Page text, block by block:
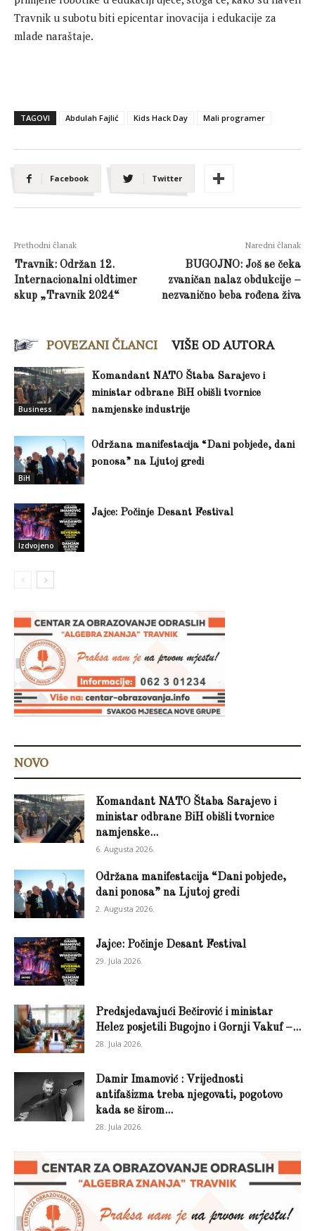
Travnik u subotu biti epicentar inovacija i edukacije za
mlade naraštaje.
TAGOVI Abdulah Fajlić Kids Hack Day Mali programer
Facebook Twitter
Prethodni članak
Travnik: Održan 12.
Internacionalni oldtimer
skup „Travnik 2024“
Naredni članak
BUGOJNO: Još se čeka
zvaničan nalaz obdukcije –
nezvanično beba rođena živa
POVEZANI ČLANCI VIŠE OD AUTORA
Business
Komandant NATO Štaba Sarajevo i
ministar odbrane BiH obišli tvornice
namjenske industrije
BiH
Održana manifestacija “Dani pobjede, dani
ponosa” na Ljutoj gredi
Izdvojeno
Jajce: Počinje Desant Festival
NOVO
Komandant NATO Štaba Sarajevo i
ministar odbrane BiH obišli tvornice
namjenske...
6. Augusta 2026.
Održana manifestacija “Dani pobjede,
dani ponosa” na Ljutoj gredi
2. Augusta 2026.
Jajce: Počinje Desant Festival
29. Jula 2026.
Predsjedavajući Bečirović i ministar
Helez posjetili Bugojno i Gornji Vakuf –...
28. Jula 2026.
Damir Imamović : Vrijednosti
antifašizma treba njegovati, pogotovo
kada se širom...
28. Jula 2026.